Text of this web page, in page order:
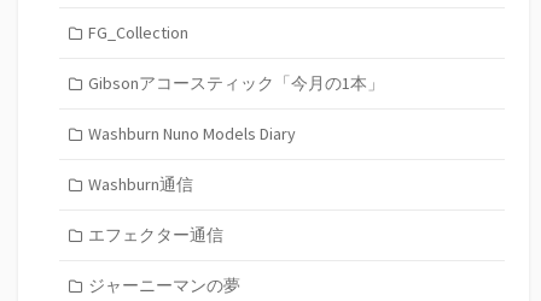
FG_Collection
Gibsonアコースティック「今月の1本」
Washburn Nuno Models Diary
Washburn通信
エフェクター通信
ジャーニーマンの夢